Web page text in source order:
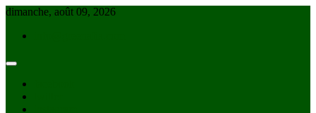
Skip
content
dimanche, août 09, 2026